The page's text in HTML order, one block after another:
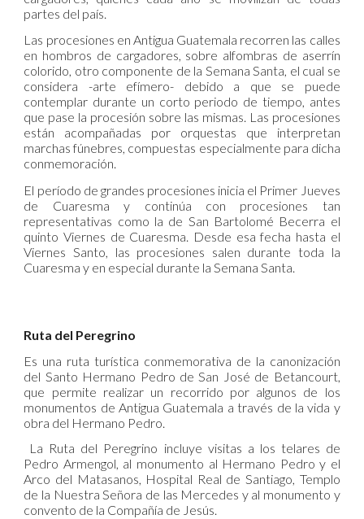
partes del país.
Las procesiones en Antigua Guatemala recorren las calles
en hombros de cargadores, sobre alfombras de aserrín
colorido, otro componente de la Semana Santa, el cual se
considera -arte efímero- debido a que se puede
contemplar durante un corto periodo de tiempo, antes
que pase la procesión sobre las mismas. Las procesiones
están acompañadas por orquestas que interpretan
marchas fúnebres, compuestas especialmente para dicha
conmemoración.
El período de grandes procesiones inicia el Primer Jueves
de Cuaresma y continúa con procesiones tan
representativas como la de San Bartolomé Becerra el
quinto Viernes de Cuaresma. Desde esa fecha hasta el
Viernes Santo, las procesiones salen durante toda la
Cuaresma y en especial durante la Semana Santa.
Ruta del Peregrino
Es una ruta turística conmemorativa de la canonización
del Santo Hermano Pedro de San José de Betancourt,
que permite realizar un recorrido por algunos de los
monumentos de Antigua Guatemala a través de la vida y
obra del Hermano Pedro.
La Ruta del Peregrino incluye visitas a los telares de
Pedro Armengol, al monumento al Hermano Pedro y el
Arco del Matasanos, Hospital Real de Santiago, Templo
de la Nuestra Señora de las Mercedes y al monumento y
convento de la Compañía de Jesús.